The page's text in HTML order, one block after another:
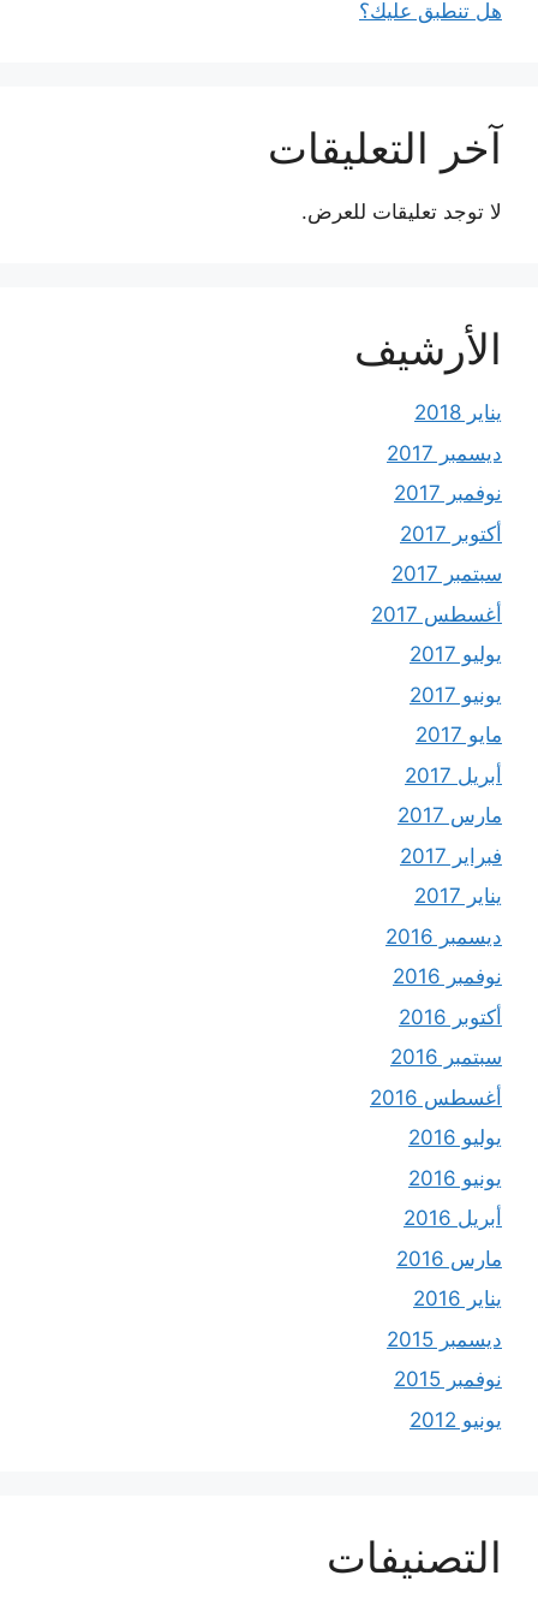
هل تنطبق عليك؟
آخر التعليقات
لا توجد تعليقات للعرض.
الأرشيف
يناير 2018
ديسمبر 2017
نوفمبر 2017
أكتوبر 2017
سبتمبر 2017
أغسطس 2017
يوليو 2017
يونيو 2017
مايو 2017
أبريل 2017
مارس 2017
فبراير 2017
يناير 2017
ديسمبر 2016
نوفمبر 2016
أكتوبر 2016
سبتمبر 2016
أغسطس 2016
يوليو 2016
يونيو 2016
أبريل 2016
مارس 2016
يناير 2016
ديسمبر 2015
نوفمبر 2015
يونيو 2012
التصنيفات